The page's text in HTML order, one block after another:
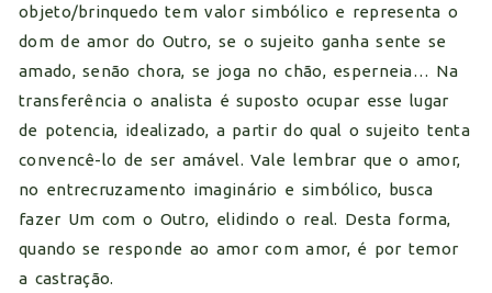
objeto/brinquedo tem valor simbólico e representa o
dom de amor do Outro, se o sujeito ganha sente se
amado, senão chora, se joga no chão, esperneia… Na
transferência o analista é suposto ocupar esse lugar
de potencia, idealizado, a partir do qual o sujeito tenta
convencê-lo de ser amável. Vale lembrar que o amor,
no entrecruzamento imaginário e simbólico, busca
fazer Um com o Outro, elidindo o real. Desta forma,
quando se responde ao amor com amor, é por temor
a castração.